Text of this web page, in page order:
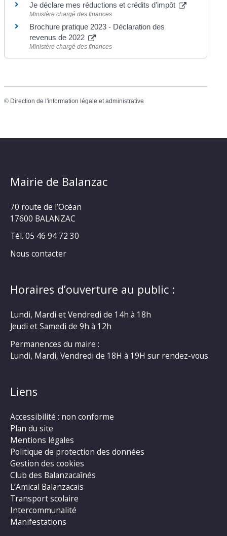
Je déclare mes réductions et crédits d'impôt
Ministère chargé des finances
Brochure pratique 2023 - Déclaration des
revenus de 2022
Ministère chargé des finances
© Direction de l'information légale et administrative
Mairie de Balanzac
70 route de l’Océan
17600 BALANZAC
Tél. 05 46 94 72 30
Nous contacter
Horaires d’ouverture au public :
Lundi, Mardi et Vendredi de 14h à 18h
Jeudi et Samedi de 9h à 12h
Permanences du maire :
Lundi, Mardi, Vendredi de 18H à 19H sur rendez-vous
Liens
Accessibilité : non conforme
Plan du site
Mentions légales
Politique de protection des données
Gestion des cookies
Club des Balanzacaînés
L’Amical Balanzacais
Transport scolaire
Intercommunalité
Manifestations